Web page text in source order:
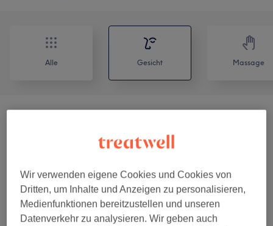
Alle Gesicht Massage
Salonbewertungen
Wir verwenden eigene Cookies und Cookies von
Dritten, um Inhalte und Anzeigen zu personalisieren,
Medienfunktionen bereitzustellen und unseren
Datenverkehr zu analysieren. Wir geben auch